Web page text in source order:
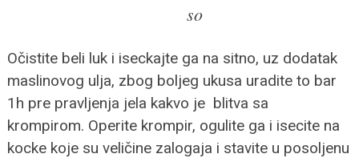
so
Očistite beli luk i iseckajte ga na sitno, uz dodatak
maslinovog ulja, zbog boljeg ukusa uradite to bar
1h pre pravljenja jela kakvo je blitva sa
krompirom. Operite krompir, ogulite ga i isecite na
kocke koje su veličine zalogaja i stavite u posoljenu